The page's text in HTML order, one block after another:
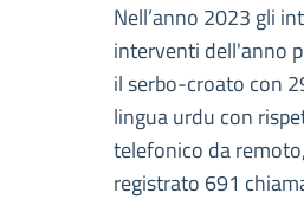
Nell’anno 2023 gli
interventi dell'anno
il serbo-croato con
lingua urdu con
telefonico da
registrato 691